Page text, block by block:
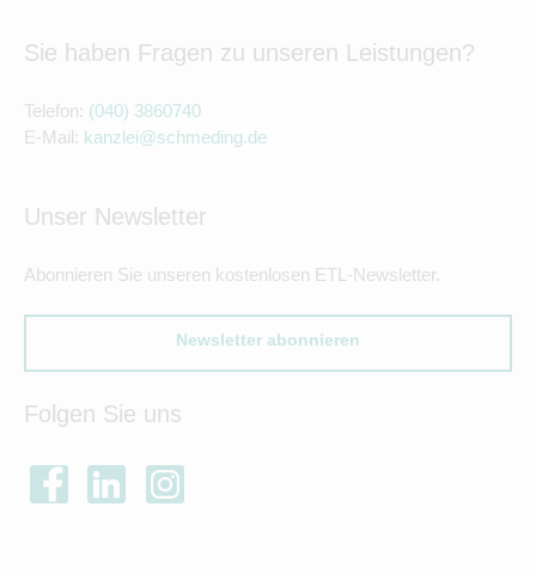
Sie haben Fragen zu unseren Leistungen?
Telefon: (040) 3860740
E-Mail: kanzlei@schmeding.de
Unser Newsletter
Abonnieren Sie unseren kostenlosen ETL-Newsletter.
Newsletter abonnieren
Folgen Sie uns